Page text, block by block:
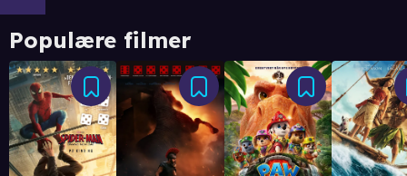
Populære filmer